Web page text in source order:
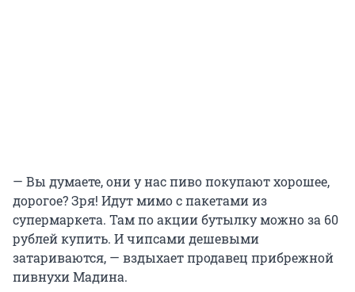
— Вы думаете, они у нас пиво покупают хорошее,
дорогое? Зря! Идут мимо с пакетами из
супермаркета. Там по акции бутылку можно за 60
рублей купить. И чипсами дешевыми
затариваются, — вздыхает продавец прибрежной
пивнухи Мадина.